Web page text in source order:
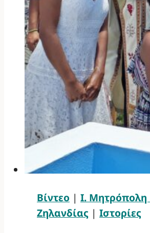
Βίντεο | Ι.
Ζηλανδίας | Ιστορίες